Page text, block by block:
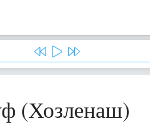
(Хозленаш)